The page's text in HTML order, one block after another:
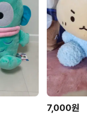
7,000원